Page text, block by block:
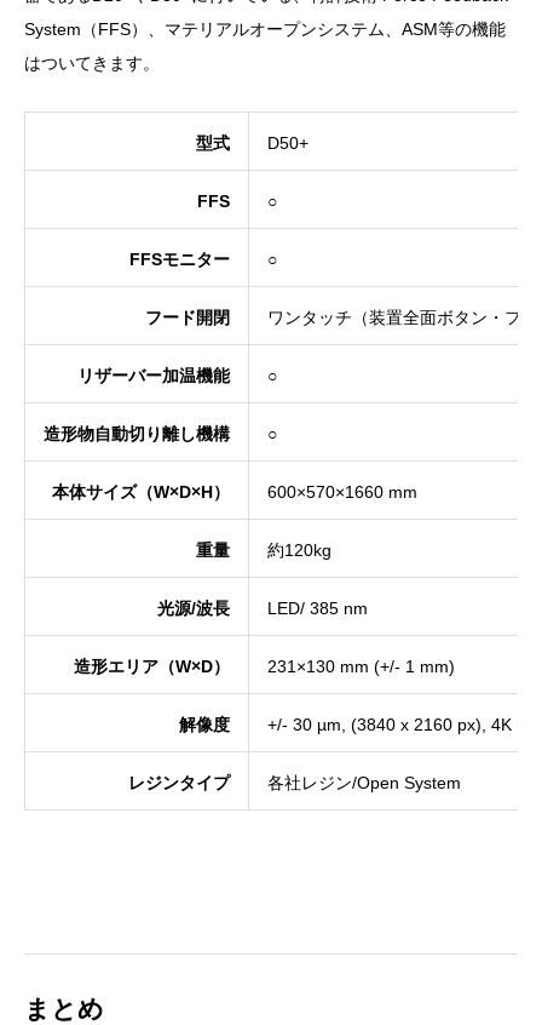
System（FFS）、マテリアルオープンシステム、ASM等の機能
はついてきます。
型式 D50+
FFS ○
FFSモニター ○
フード開閉 ワンタッチ（装置全面ボタン・フ
リザーバー加温機能 ○
造形物自動切り離し機構 ○
本体サイズ（W×D×H） 600×570×1660 mm
重量 約120kg
光源/波長 LED/ 385 nm
造形エリア（W×D） 231×130 mm (+/- 1 mm)
解像度 +/- 30 µm, (3840 x 2160 px), 4K
レジンタイプ 各社レジン/Open System
まとめ